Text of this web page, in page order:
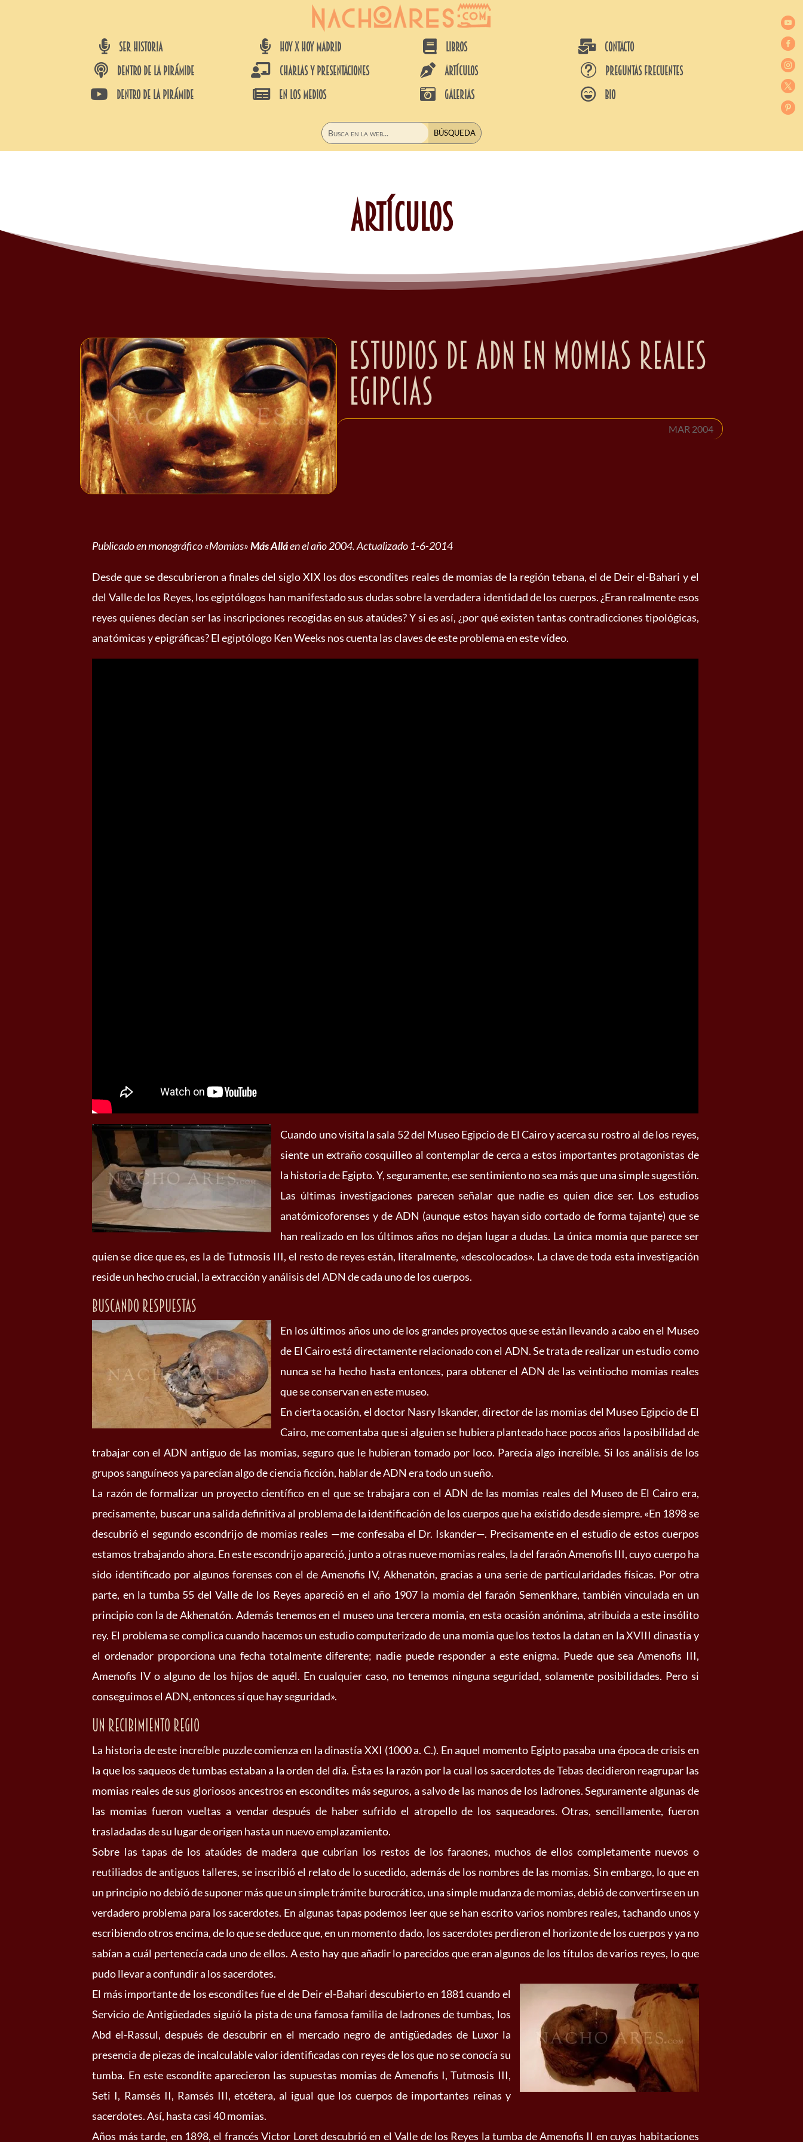
 SER HISTORIA
 DENTRO DE LA PIRÁMIDE
 DENTRO DE LA PIRÁMIDE
 HOY X HOY MADRID
 CHARLAS Y PRESENTACIONES
 EN LOS MEDIOS
 LIBROS
 ARTÍCULOS
 GALERIAS
 CONTACTO
t Preguntas frecuentes
 BIO
Artículos
Estudios de ADN en momias reales
egipcias
MAR 2004
Publicado en monográfico «Momias»Más Alláen el año 2004. Actualizado 1-6-2014
Desde que se descubrieron a finales del siglo XIX los dos escondites reales de momias de la región tebana, el de Deir el-Bahari y el
del Valle de los Reyes, los egiptólogos han manifestado sus dudas sobre la verdadera identidad de los cuerpos. ¿Eran realmente esos
reyes quienes decían ser las inscripciones recogidas en sus ataúdes? Y si es así, ¿por qué existen tantas contradicciones tipológicas,
anatómicas y epigráficas? El egiptólogo Ken Weeks nos cuenta las claves de este problema en este vídeo.
Cuando uno visita la sala 52 del Museo Egipcio de El Cairo y acerca su rostro al de los reyes,
siente un extraño cosquilleo al contemplar de cerca a estos importantes protagonistas de
la historia de Egipto. Y, seguramente, ese sentimiento no sea más que una simple sugestión.
Las últimas investigaciones parecen señalar que nadie es quien dice ser. Los estudios
anatómicoforenses y de ADN (aunque estos hayan sido cortado de forma tajante) que se
han realizado en los últimos años no dejan lugar a dudas. La única momia que parece ser
quien se dice que es, es la de Tutmosis III, el resto de reyes están, literalmente, «descolocados». La clave de toda esta investigación
reside un hecho crucial, la extracción y análisis del ADN de cada uno de los cuerpos.
Buscando respuestas
En los últimos años uno de los grandes proyectos que se están llevando a cabo en el Museo
de El Cairo está directamente relacionado con el ADN. Se trata de realizar un estudio como
nunca se ha hecho hasta entonces, para obtener el ADN de las veintiocho momias reales
que se conservan en este museo.
En cierta ocasión, el doctor Nasry Iskander, director de las momias del Museo Egipcio de El
Cairo, me comentaba que si alguien se hubiera planteado hace pocos años la posibilidad de
trabajar con el ADN antiguo de las momias, seguro que le hubieran tomado por loco. Parecía algo increíble. Si los análisis de los
grupos sanguíneos ya parecían algo de ciencia ficción, hablar de ADN era todo un sueño.
La razón de formalizar un proyecto científico en el que se trabajara con el ADN de las momias reales del Museo de El Cairo era,
precisamente, buscar una salida definitiva al problema de la identificación de los cuerpos que ha existido desde siempre. «En 1898 se
descubrió el segundo escondrijo de momias reales —me confesaba el Dr. Iskander—. Precisamente en el estudio de estos cuerpos
estamos trabajando ahora. En este escondrijo apareció, junto a otras nueve momias reales, la del faraón Amenofis III, cuyo cuerpo ha
sido identificado por algunos forenses con el de Amenofis IV, Akhenatón, gracias a una serie de particularidades físicas. Por otra
parte, en la tumba 55 del Valle de los Reyes apareció en el año 1907 la momia del faraón Semenkhare, también vinculada en un
principio con la de Akhenatón. Además tenemos en el museo una tercera momia, en esta ocasión anónima, atribuida a este insólito
rey. El problema se complica cuando hacemos un estudio computerizado de una momia que los textos la datan en la XVIII dinastía y
el ordenador proporciona una fecha totalmente diferente; nadie puede responder a este enigma. Puede que sea Amenofis III,
Amenofis IV o alguno de los hijos de aquél. En cualquier caso, no tenemos ninguna seguridad, solamente posibilidades. Pero si
conseguimos el ADN, entonces sí que hay seguridad».
Un recibimiento regio
La historia de este increíble puzzle comienza en la dinastía XXI (1000 a. C.). En aquel momento Egipto pasaba una época de crisis en
la que los saqueos de tumbas estaban a la orden del día. Ésta es la razón por la cual los sacerdotes de Tebas decidieron reagrupar las
momias reales de sus gloriosos ancestros en escondites más seguros, a salvo de las manos de los ladrones. Seguramente algunas de
las momias fueron vueltas a vendar después de haber sufrido el atropello de los saqueadores. Otras, sencillamente, fueron
trasladadas de su lugar de origen hasta un nuevo emplazamiento.
Sobre las tapas de los ataúdes de madera que cubrían los restos de los faraones, muchos de ellos completamente nuevos o
reutiliados de antiguos talleres, se inscribió el relato de lo sucedido, además de los nombres de las momias. Sin embargo, lo que en
un principio no debió de suponer más que un simple trámite burocrático, una simple mudanza de momias, debió de convertirse en un
verdadero problema para los sacerdotes. En algunas tapas podemos leer que se han escrito varios nombres reales, tachando unos y
escribiendo otros encima, de lo que se deduce que, en un momento dado, los sacerdotes perdieron el horizonte de los cuerpos y ya no
sabían a cuál pertenecía cada uno de ellos. A esto hay que añadir lo parecidos que eran algunos de los títulos de varios reyes, lo que
pudo llevar a confundir a los sacerdotes.
El más importante de los escondites fue el de Deir el-Bahari descubierto en 1881 cuando el
Servicio de Antigüedades siguió la pista de una famosa familia de ladrones de tumbas, los
Abd el-Rassul, después de descubrir en el mercado negro de antigüedades de Luxor la
presencia de piezas de incalculable valor identificadas con reyes de los que no se conocía su
tumba. En este escondite aparecieron las supuestas momias de Amenofis I, Tutmosis III,
Seti I, Ramsés II, Ramsés III, etcétera, al igual que los cuerpos de importantes reinas y
sacerdotes. Así, hasta casi 40 momias.
Años más tarde, en 1898, el francés Victor Loret descubrió en el Valle de los Reyes la tumba de Amenofis II en cuyas habitaciones